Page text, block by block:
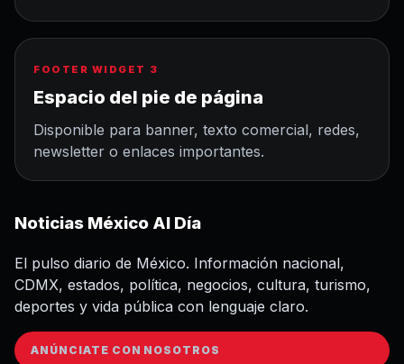
FOOTER WIDGET 3
Espacio del pie de página
Disponible para banner, texto comercial, redes,
newsletter o enlaces importantes.
Noticias México Al Día
El pulso diario de México. Información nacional,
CDMX, estados, política, negocios, cultura, turismo,
deportes y vida pública con lenguaje claro.
ANÚNCIATE CON NOSOTROS